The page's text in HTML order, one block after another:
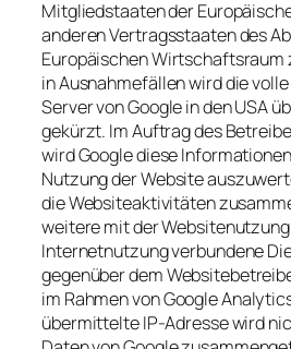
Mitgliedstaaten der
anderen Vertragsstaaten des
Europäischen Wirtschaftsraum
in Ausnahmefällen wird die
Server von Google in den USA
gekürzt. Im Auftrag des
wird Google diese
Nutzung der Website
die Websiteaktivitäten
weitere mit der
Internetnutzung verbundene
gegenüber dem
im Rahmen von Google
übermittelte IP-Adresse wird